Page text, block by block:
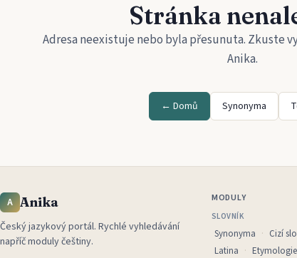
Stránka
Adresa neexistuje nebo byla přesunuta. Zkuste
Anika.
← Domů Synonyma
A Anika
Český jazykový portál. Rychlé vyhledávání
napříč moduly češtiny.
MODULY
SLOVNÍK
Synonyma
Cizí
Latina
Etymologie